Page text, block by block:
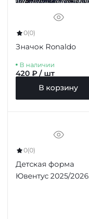
0(0)
Значок Ronaldo
В наличии
420 ₽ / шт
В корзину
0(0)
Детская форма
Ювентус 2025/2026